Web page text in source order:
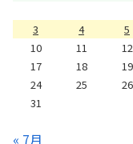
3
4 5
10
11 12
17
18 19
24
25 26
31
« 7月